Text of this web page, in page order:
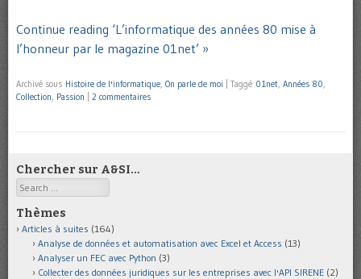
Continue reading ‘L’informatique des années 80 mise à
l’honneur par le magazine 01net’ »
Archivé sous Histoire de l'informatique, On parle de moi Taggé 01net, Années 80,
Collection, Passion 2 commentaires
Chercher sur A&SI…
Search
Thèmes
Articles à suites (164)
Analyse de données et automatisation avec Excel et Access (13)
Analyser un FEC avec Python (3)
Collecter des données juridiques sur les entreprises avec l'API SIRENE (2)